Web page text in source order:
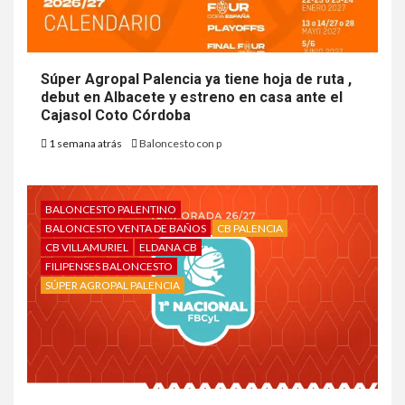
Súper Agropal Palencia ya tiene hoja de ruta ,
debut en Albacete y estreno en casa ante el
Cajasol Coto Córdoba
1 semana atrás Baloncesto con p
BALONCESTO PALENTINO
BALONCESTO VENTA DE BAÑOS
CB PALENCIA
CB VILLAMURIEL
ELDANA CB
FILIPENSES BALONCESTO
SÚPER AGROPAL PALENCIA